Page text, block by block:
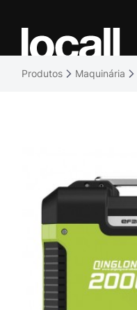
Produtos Maquinária